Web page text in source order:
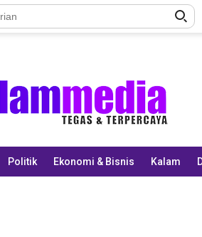
Politik Ekonomi & Bisnis Kalam